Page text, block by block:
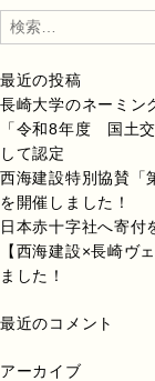
検
索:
最近の投稿
長崎大学のネーミン
「令和8年度 国土
して認定
西海建設特別協賛「
を開催しました！
日本赤十字社へ寄付
【西海建設×長崎ヴ
ました！
最近のコメント
アーカイブ